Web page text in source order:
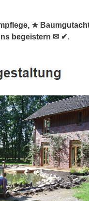
★
begeistern ✉ ✔.